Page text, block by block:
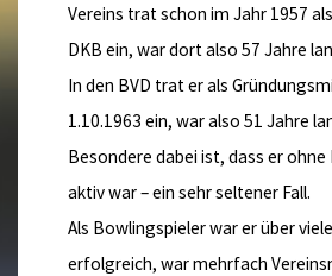
Vereins trat schon im Jahr 1957
DKB ein, war dort also 57 Jahre
In den BVD trat er als
1.10.1963 ein, war also 51 Jahre
Besondere dabei ist, dass er ohne
aktiv war – ein sehr seltener Fall.
Als Bowlingspieler war er über
erfolgreich, war mehrfach